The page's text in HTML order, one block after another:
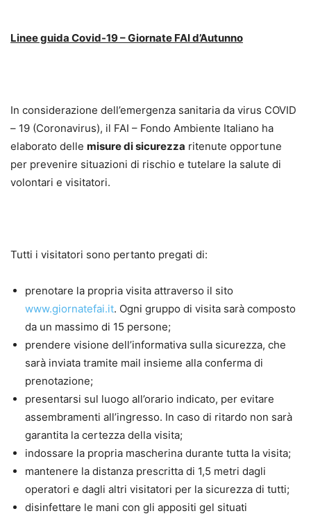
Linee guida Covid-19 – Giornate FAI d’Autunno
In considerazione dell’emergenza sanitaria da virus COVID
– 19 (Coronavirus), il FAI – Fondo Ambiente Italiano ha
elaborato delle misure di sicurezza ritenute opportune
per prevenire situazioni di rischio e tutelare la salute di
volontari e visitatori.
Tutti i visitatori sono pertanto pregati di:
prenotare la propria visita attraverso il sito
www.giornatefai.it. Ogni gruppo di visita sarà composto
da un massimo di 15 persone;
prendere visione dell’informativa sulla sicurezza, che
sarà inviata tramite mail insieme alla conferma di
prenotazione;
presentarsi sul luogo all’orario indicato, per evitare
assembramenti all’ingresso. In caso di ritardo non sarà
garantita la certezza della visita;
indossare la propria mascherina durante tutta la visita;
mantenere la distanza prescritta di 1,5 metri dagli
operatori e dagli altri visitatori per la sicurezza di tutti;
disinfettare le mani con gli appositi gel situati